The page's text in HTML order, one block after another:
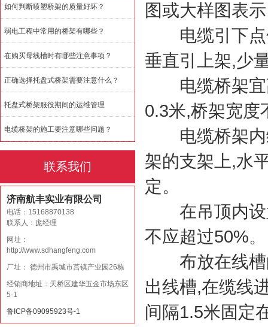
如何判断喷塑桥架的质量好坏？
弱电工程中常用的桥架有哪些？
在购买母线槽时有哪些注意事项？
正确选择托盘式桥架需要注意什么？
托盘式桥架服役期间的运维管理
电缆桥架的施工要注意哪些问题？
联系我们
济南航丰实业有限公司
电话：15168870138
联系人：庞经理
网址：
http://www.sdhangfeng.com
厂址： 德州市禹城市莒镇产业园26栋
经销商地址：天桥区建华五金市场东区
5-1
鲁ICP备09095923号-1
图或大样图表
电缆引下点
垂直引上架,少
电缆桥架宜
0.3米,桥架宽度
电缆桥架内
架的支架上,水
定。
在吊顶内设
不应超过50%。
布放在线槽
出线槽,在缆线
间隔1.5米固定